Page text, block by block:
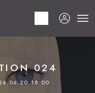
024
18:00